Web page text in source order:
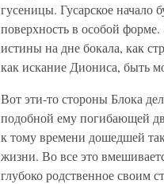
гусеницы. Гусарское начало
поверхность в особой
истины на дне бокала, как
как искание Диониса, быть
Вот эти-то стороны Блока
подобной ему погибающей
к тому времени дошедшей
жизни. Во все это
глубоко родственное своим